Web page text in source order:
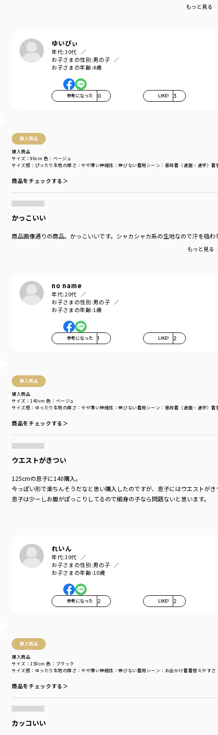
もっと見る…
ゆいぴぃ
年代:30代
お子さまの性別:男の子
お子さまの年齢:4歳
参考になった 0 LIKE! 3
購入商品
購入商品
サイズ感 ：ぴったり 生地の厚さ ：やや薄い伸縮性 ：伸びない着用シーン ：普段着（通園・通学）着
サイズ：90cm 色：ベージュ
商品をチェックする＞
かっこいい
商品画像通りの商品。かっこいいです。シャカシャカ系の生地なので汗を吸
もっと見る
no name
年代:20代
お子さまの性別:男の子
お子さまの年齢:1歳
参考になった 1 LIKE! 2
購入商品
購入商品
サイズ感 ：ゆったり 生地の厚さ ：やや薄い伸縮性 ：伸びない着用シーン ：普段着（通園・通学）着
サイズ：140cm 色：ベージュ
商品をチェックする＞
ウエストがきつい
125cmの息子に140購入。
今っぽい形で楽ちんそうだなと思い購入したのですが、息子にはウエストが
息子は少ーしお腹がぽっこりしてるので細身の子なら問題ないと思います。
れいん
年代:30代
お子さまの性別:男の子
お子さまの年齢:10歳
参考になった 2 LIKE! 2
購入商品
購入商品
サイズ感 ：ゆったり 生地の厚さ ：やや薄い伸縮性 ：伸びない着用シーン ：お出かけ着着替えやすさ
サイズ：150cm 色：ブラック
商品をチェックする＞
カッコいい
カテゴリ
カラー
／ブラック
性別タイプ
／BOY
商品番号
／ 11-4132-386